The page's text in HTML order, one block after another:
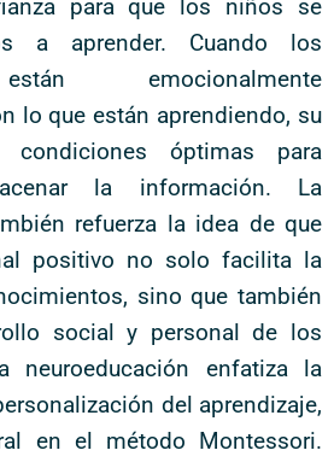
para que los niños se
a aprender. Cuando los
emocionalmente
lo que están aprendiendo, su
óptimas para
la información. La
refuerza la idea de que
positivo no solo facilita la
sino que también
social y personal de los
neuroeducación enfatiza la
del aprendizaje,
en el método Montessori.